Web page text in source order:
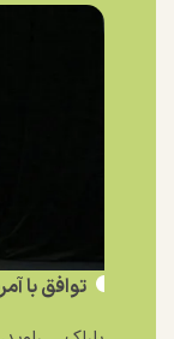
توافق با